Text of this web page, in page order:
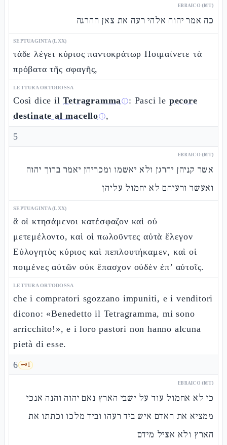
EBRAICO (MT)
כה אמר יהוה אלהי רעה את צאן ההרגה
SEPTUAGINTA (LXX)
τάδε λέγει κύριος παντοκράτωρ Ποιμαίνετε τὰ
πρόβατα τῆς σφαγῆς,
LETTURA ORTODOSSA
Così dice ilTetragrammaⓘ: Pasci le pecore
destinate al macelloⓘ,
5
EBRAICO (MT)
אשר קניהן יהרגן ולא יאשמו ומכריהן יאמר ברוך יהוה
ואעשר ורעיהם לא יחמול עליהן
SEPTUAGINTA (LXX)
ἃ οἱ κτησάμενοι κατέσφαζον καὶ οὐ
μετεμέλοντο, καὶ οἱ πωλοῦντες αὐτὰ ἔλεγον
Εὐλογητὸς κύριος καὶ πεπλουτήκαμεν, καὶ οἱ
ποιμένες αὐτῶν οὐκ ἔπασχον οὐδὲν ἐπ’ αὐτοῖς.
LETTURA ORTODOSSA
che i compratori sgozzano impuniti, e i venditori
dicono: «Benedetto il Tetragramma, mi sono
arricchito!», e i loro pastori non hanno alcuna
pietà di esse.
6 🗝️1
EBRAICO (MT)
כי לא אחמול עוד על ישבי הארץ נאם יהוה והנה אנכי
ממציא את האדם איש ביד רעהו וביד מלכו וכתתו את
הארץ ולא אציל מידם